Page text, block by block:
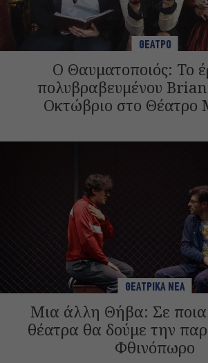
ΘΕΑΤΡΟ
Ο Θαυματοποιός: Το
πολυβραβευμένου
Οκτώβριο στο Θέατρο
ΘΕΑΤΡΙΚΑ ΝΕΑ
Μια άλλη Θήβα: Σε
θέατρα θα δούμε την
Φθινόπωρο